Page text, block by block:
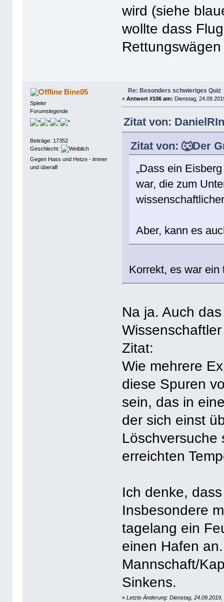
wird (siehe
wollte dass
Bine05
Spieler
Forumslegende
Beiträge: 17352
Geschlecht:
Gegen Hass und Hetze - immer
und überall!
Re: Besonders schwieriges Quiz
«Antwort #106 am: Dienstag,
Zitat von:
Zitat von: 🐺Der
„Dass ein
war, die zum
Aber, kann es
Korrekt, es war ein
Na ja. Auch
Zitat:
Wie mehrere
diese Spuren
sein, das in
der sich einst
Löschversuche
erreichten
Ich denke,
Insbesondere
tagelang ein
einen Hafen
Mannschaft/
Sinkens.
«Letzte Änderung: Dienstag,